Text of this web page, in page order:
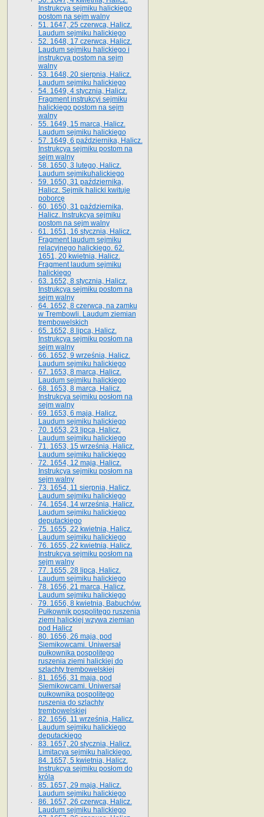
Instrukcya sejmiku halickiego
postom na sejm walny
51. 1647, 25 czerwca, Halicz.
Laudum sejmiku halickiego
52. 1648, 17 czerwca, Halicz.
Laudum sejmiku halickiego i
instrukcya postom na sejm
walny
53. 1648, 20 sierpnia, Halicz.
Laudum sejmiku halickiego
54. 1649, 4 stycznia, Halicz.
Fragment instrukcyi sejmiku
halickiego postom na sejm
walny
55. 1649, 15 marca, Halicz.
Laudum sejmiku halickiego
57. 1649, 6 października, Halicz.
Instrukcya sejmiku postom na
sejm walny
58. 1650, 3 lutego, Halicz.
Laudum sejmikuhalickiego
59. 1650, 31 października,
Halicz. Sejmik halicki kwituje
poborcę
60. 1650, 31 października,
Halicz. Instrukcya sejmiku
postom na sejm walny
61. 1651, 16 stycznia, Halicz.
Fragment laudum sejmiku
relacyjnego halickiego. 62.
1651, 20 kwietnia, Halicz.
Fragment laudum sejmiku
halickiego
63. 1652, 8 stycznia, Halicz.
Instrukcya sejmiku postom na
sejm walny
64. 1652, 8 czerwca, na zamku
w Trembowli. Laudum ziemian
trembowelskich
65. 1652, 8 lipca, Halicz.
Instrukcya sejmiku posłom na
sejm walny
66. 1652, 9 września, Halicz.
Laudum sejmiku halickiego
67. 1653, 8 marca, Halicz.
Laudum sejmiku halickiego
68. 1653, 8 marca, Halicz.
Instrukcya sejmiku posłom na
sejm walny
69. 1653, 6 maja, Halicz.
Laudum sejmiku halickiego
70. 1653, 23 lipca, Halicz.
Laudum sejmiku halickiego
71. 1653, 15 września, Halicz.
Laudum sejmiku halickiego
72. 1654, 12 maja, Halicz.
Instrukcya sejmiku posłom na
sejm walny
73. 1654, 11 sierpnia, Halicz.
Laudum sejmiku halickiego
74. 1654, 14 września, Halicz.
Laudum sejmiku halickiego
deputackiego
75. 1655, 22 kwietnia, Halicz.
Laudum sejmiku halickiego
76. 1655, 22 kwietnia, Halicz.
Instrukcya sejmiku posłom na
sejm walny
77. 1655, 28 lipca, Halicz.
Laudum sejmiku halickiego
78. 1656, 21 marca, Halicz.
Laudum sejmiku halickiego
79. 1656, 8 kwietnia, Babuchów.
Pułkownik pospolitego ruszenia
ziemi halickiej wzywa ziemian
pod Halicz
80. 1656, 26 maja, pod
Siemikowcami. Uniwersał
pułkownika pospolitego
ruszenia ziemi halickiej do
szlachty trembowelskiej
81. 1656, 31 maja, pod
Siemikowcami. Uniwersał
pułkownika pospolitego
ruszenia do szlachty
trembowelskiej
82. 1656, 11 września, Halicz.
Laudum sejmiku halickiego
deputackiego
83. 1657, 20 stycznia, Halicz.
Limitacya sejmiku halickiego.
84. 1657, 5 kwietnia, Halicz.
Instrukcya sejmiku posłom do
króla
85. 1657, 29 maja, Halicz.
Laudum sejmiku halickiego
86. 1657, 26 czerwca, Halicz.
Laudum sejmiku halickiego